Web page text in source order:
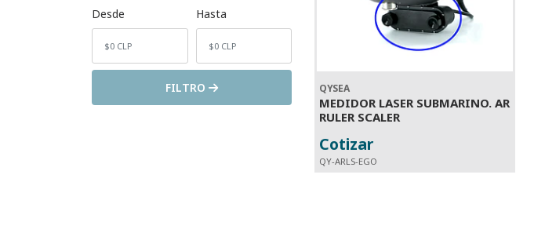
Desde
Hasta
FILTRO QYSEA
MEDIDOR LASER SUBMARINO. AR
RULER SCALER
Cotizar
QY-ARLS-EGO